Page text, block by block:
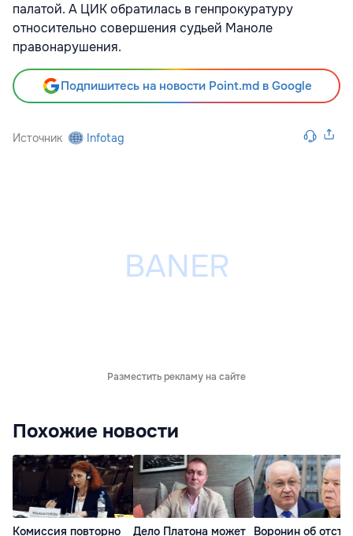
палатой. А ЦИК обратилась в генпрокуратуру
относительно совершения судьей Маноле
правонарушения.
Подпишитесь на новости Point.md в Google
Источник Infotag
Разместить рекламу на сайте
Похожие новости
Комиссия повторно Дело Платона может Воронин об